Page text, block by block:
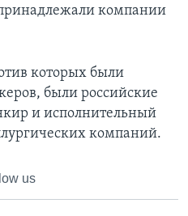
компании
которых были
были российские
и исполнительный
компаний.
us